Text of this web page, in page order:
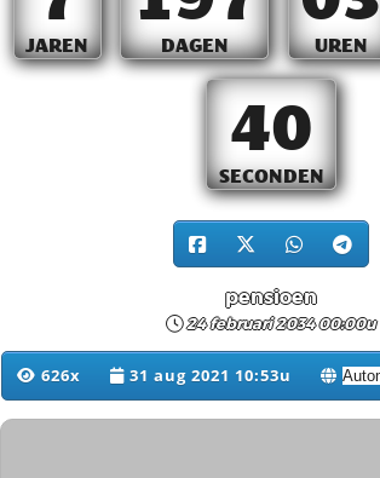
JAREN DAGEN UREN
39
SECONDEN
pensioen
24 februari 2034 00:00u
626x 31 aug 2021 10:53u